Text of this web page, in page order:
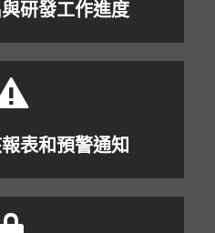
研發工作進度
表和預警通知